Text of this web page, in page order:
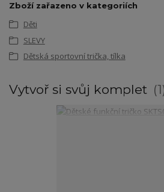
Zboží zařazeno v kategoriích
Děti
SLEVY
Dětská sportovní trička, tílka
Vytvoř si svůj komplet 1